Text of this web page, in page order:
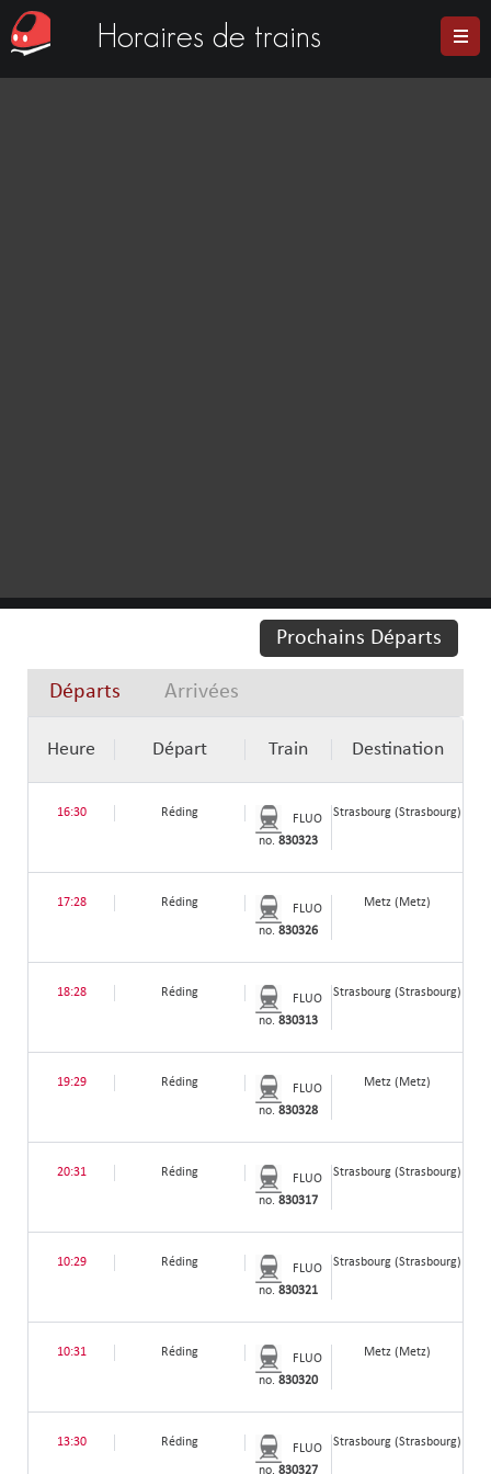
Horaires de trains
Prochains Départs
Départs Arrivées
Heure Départ Train Destination
16:30 Réding
FLUO
no.830323
Strasbourg (Strasbourg)
17:28 Réding
FLUO
no.830326
Metz (Metz)
18:28 Réding
FLUO
no.830313
Strasbourg (Strasbourg)
19:29 Réding
FLUO
no.830328
Metz (Metz)
20:31 Réding
FLUO
no.830317
Strasbourg (Strasbourg)
10:29 Réding
FLUO
no.830321
Strasbourg (Strasbourg)
10:31 Réding
FLUO
no.830320
Metz (Metz)
13:30 Réding
FLUO
no.830327
Strasbourg (Strasbourg)